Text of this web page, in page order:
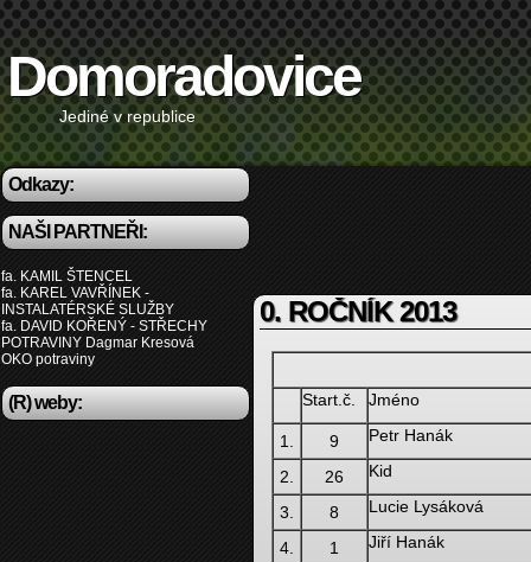
Domoradovice
Jediné v republice
Odkazy:
NAŠI PARTNEŘI:
fa. KAMIL ŠTENCEL
fa. KAREL VAVŘÍNEK -
INSTALATÉRSKÉ SLUŽBY
fa. DAVID KOŘENÝ - STŘECHY
POTRAVINY Dagmar Kresová
OKO potraviny
(R) weby:
0. ROČNÍK 2013
Start.č. Jméno
1. 9 Petr Hanák
2. 26 Kid
3. 8 Lucie Lysáková
4. 1 Jiří Hanák